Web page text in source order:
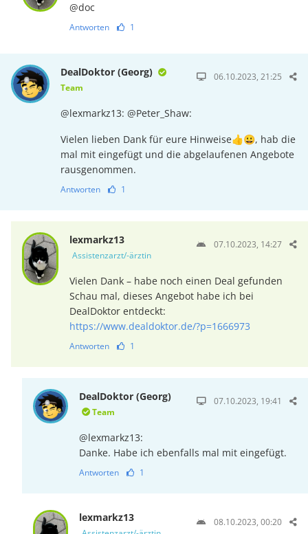
@doc
Antworten 1
DealDoktor (Georg)
Team
06.10.2023, 21:25
@lexmarkz13: @Peter_Shaw:
Vielen lieben Dank für eure Hinweise👍😀, hab die
mal mit eingefügt und die abgelaufenen Angebote
rausgenommen.
Antworten 1
lexmarkz13
Assistenzarzt/-ärztin
07.10.2023, 14:27
Vielen Dank – habe noch einen Deal gefunden
Schau mal, dieses Angebot habe ich bei
DealDoktor entdeckt:
https://www.dealdoktor.de/?p=1666973
Antworten 1
DealDoktor (Georg)
Team
07.10.2023, 19:41
@lexmarkz13:
Danke. Habe ich ebenfalls mal mit eingefügt.
Antworten 1
lexmarkz13 08.10.2023, 00:20